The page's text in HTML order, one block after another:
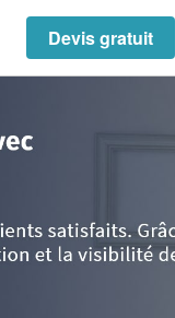
Devis gratuit